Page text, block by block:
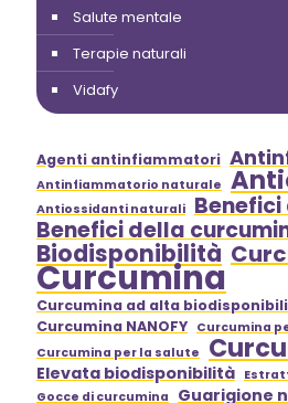
Salute mentale
Terapie naturali
Vidafy
Agenti antinfiammatori
Antinfiammatorio naturale
Antiossidanti naturali
Benefici della
Biodisponibilità
Curcumina
Curcumina ad alta
Curcumina NANOFY Curcumina
Curcumina per la salute
Elevata biodisponibilità
Gocce di curcumina
Guarigione